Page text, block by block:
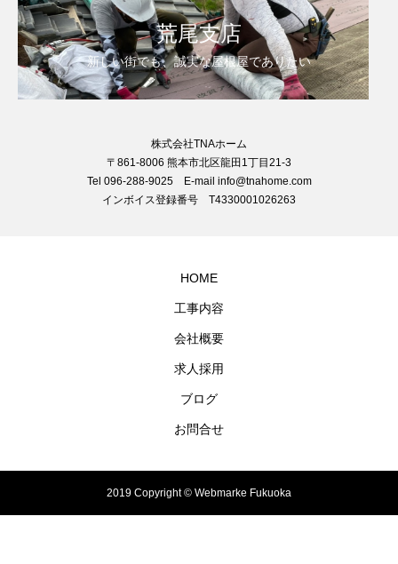
荒尾支店
新しい街でも、誠実な屋根屋でありたい
株式会社TNAホーム
〒861-8006 熊本市北区龍田1丁目21-3
Tel 096-288-9025 E-mail info@tnahome.com
インボイス登録番号 T4330001026263
HOME
工事内容
会社概要
求人採用
ブログ
お問合せ
2019 Copyright © Webmarke Fukuoka